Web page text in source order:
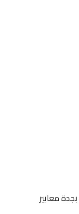
بجدة معايير